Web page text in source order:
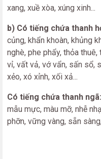
xang, xuề xòa, xúng xinh...
b) Có tiếng chứa thanh
củng, khẩn khoàn, khủng
nghè, phe phẩy, thỏa
vỉ, vất vả, vớ vẩn, sấn sổ,
xẻo, xó xỉnh, xối xả...
Có tiếng chứa thanh ngã:
mẫu mực, màu mỡ, nhễ
phỡn, vững vàng, sẵn